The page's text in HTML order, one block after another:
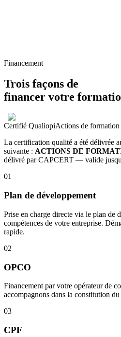
Financement
Trois façons de
financer votre
Certifié QualiopiActions de formation
La certification qualité a été délivrée
suivante : ACTIONS DE
délivré parCAPCERT — valide
01
Plan de développement
Prise en charge directe via le plan de
compétences de votre entreprise.
rapide.
02
OPCO
Financement par votre opérateur de
accompagnons dans la constitution
03
CPF